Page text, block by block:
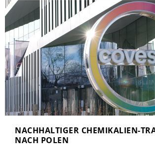
NACHHALTIGER CHEMIKALIEN-
NACH POLEN